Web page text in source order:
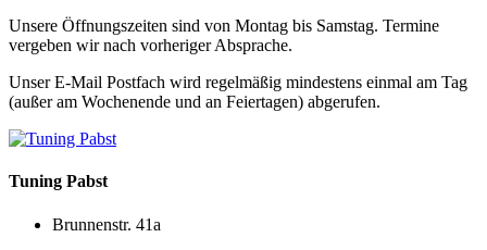
Unsere Öffnungszeiten sind von Montag bis Samstag. Termine
vergeben wir nach vorheriger Absprache.
Unser E-Mail Postfach wird regelmäßig mindestens einmal am Tag
(außer am Wochenende und an Feiertagen) abgerufen.
Tuning Pabst
Brunnenstr. 41a